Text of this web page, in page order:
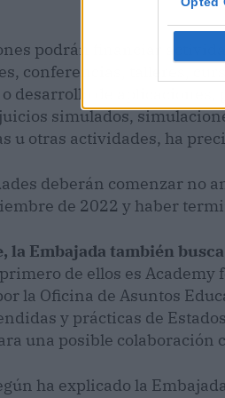
podrán financiar
conferencias, talleres,
desarrollo de aplicaciones,
simulados,
u otras actividades, ha
deberán comenzar no
de 2022 y haber
la Embajada también
de ellos es Academy
la Oficina de Asuntos
y prácticas de
una posible colaboración
ha explicado la